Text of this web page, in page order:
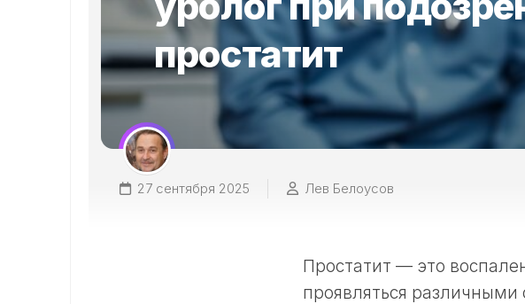
простатит
27 сентября 2025 Лев Белоусов
Простатит — это
проявляться